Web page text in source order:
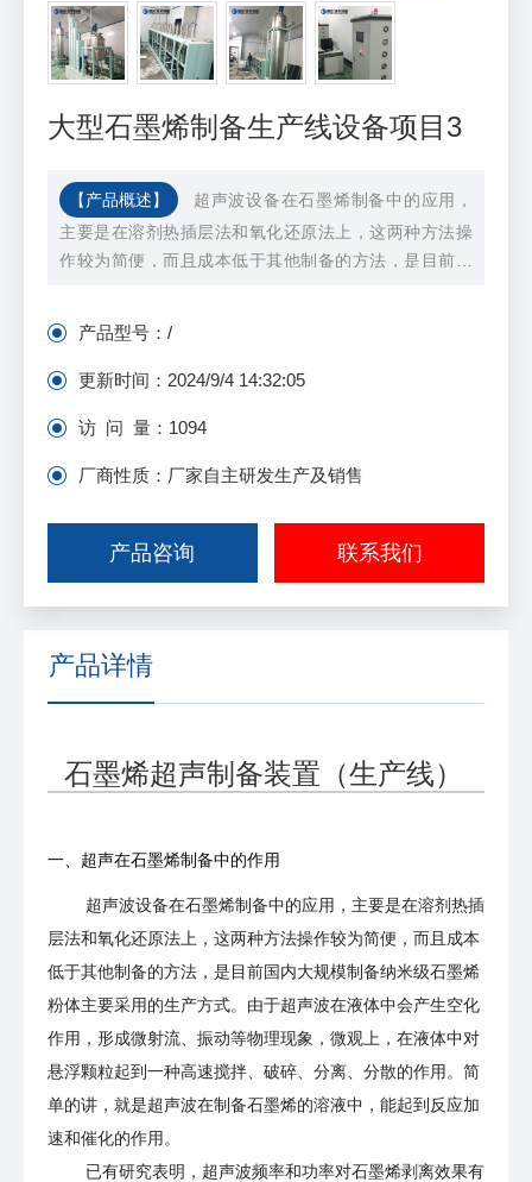
大型石墨烯制备生产线设备项目3
【产品概述】
超声波设备在石墨烯制备中的应用，
主要是在溶剂热插层法和氧化还原法上，这两种方法操
作较为简便，而且成本低于其他制备的方法，是目前国
动等物理现象，微观上，在液体中对悬浮颗粒起到一种
高速搅拌、破碎、分离、分散的作用。简单的讲，就是
的作用。
产品型号： /
更新时间： 2024/9/4 14:32:05
访 问 量： 1094
厂商性质：厂家自主研发生产及销售
产品咨询 联系我们
产品详情
石墨烯超声制备装置（生产线）
一、超声在石墨烯制备中的作用
超声波设备在石墨烯制备中的应用，主要是在溶剂热插
层法和氧化还原法上，这两种方法操作较为简便，而且成本
低于其他制备的方法，是目前国内大规模制备纳米级石墨烯
粉体主要采用的生产方式。由于超声波在液体中会产生空化
作用，形成微射流、振动等物理现象，微观上，在液体中对
悬浮颗粒起到一种高速搅拌、破碎、分离、分散的作用。简
单的讲，就是超声波在制备石墨烯的溶液中，能起到反应加
速和催化的作用。
已有研究表明，超声波频率和功率对石墨烯剥离效果有